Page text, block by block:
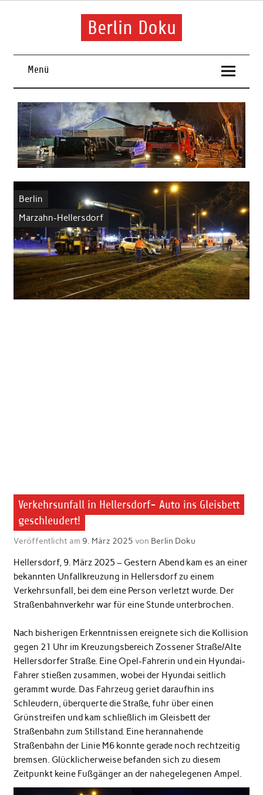
Skip
Berlin Doku
Menü
Berlin
Marzahn-Hellersdorf
Verkehrsunfall in Hellersdorf- Auto ins Gleisbett
geschleudert!
Veröffentlicht am 9. März 2025 von Berlin Doku
Hellersdorf, 9. März 2025 – Gestern Abend kam es an einer
bekannten Unfallkreuzung in Hellersdorf zu einem
Verkehrsunfall, bei dem eine Person verletzt wurde. Der
Straßenbahnverkehr war für eine Stunde unterbrochen.
Nach bisherigen Erkenntnissen ereignete sich die Kollision
gegen 21 Uhr im Kreuzungsbereich Zossener Straße/Alte
Hellersdorfer Straße. Eine Opel-Fahrerin und ein Hyundai-
Fahrer stießen zusammen, wobei der Hyundai seitlich
gerammt wurde. Das Fahrzeug geriet daraufhin ins
Schleudern, überquerte die Straße, fuhr über einen
Grünstreifen und kam schließlich im Gleisbett der
Straßenbahn zum Stillstand. Eine herannahende
Straßenbahn der Linie M6 konnte gerade noch rechtzeitig
bremsen. Glücklicherweise befanden sich zu diesem
Zeitpunkt keine Fußgänger an der nahegelegenen Ampel.